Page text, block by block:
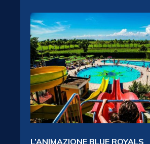
L’ANIMAZIONE BLUE ROYALS